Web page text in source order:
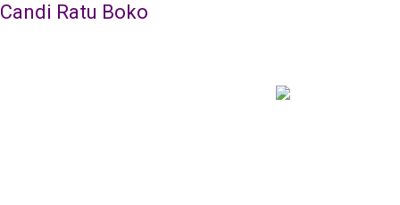
Candi Ratu Boko